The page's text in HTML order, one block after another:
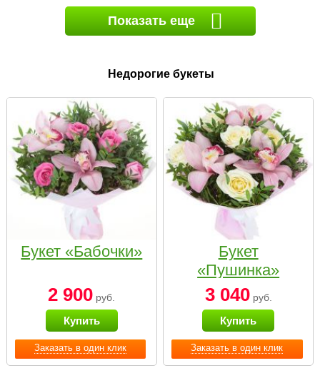
Показать еще
Недорогие букеты
Заказать в один клик
Букет «Бабочки»
2 900 руб.
Купить
Заказать в один клик
Букет
«Пушинка»
3 040руб.
Купить